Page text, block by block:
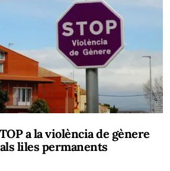
a la violència de gènere
liles permanents